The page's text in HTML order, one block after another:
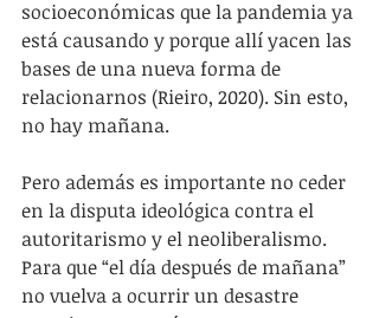
socioeconómicas que la pandemia ya
está causando y porque allí yacen las
bases de una nueva forma de
relacionarnos (Rieiro, 2020). Sin esto,
no hay mañana.
Pero además es importante no ceder
en la disputa ideológica contra el
autoritarismo y el neoliberalismo.
Para que “el día después de mañana”
no vuelva a ocurrir un desastre